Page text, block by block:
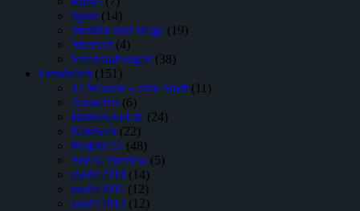
Sport (14)
Straßen und Wege (19)
Streetart (4)
Veranstaltungen (38)
Persönlich (151)
12 Monate – eine Stadt (11)
Auswärts (6)
BonnBeuel.de (24)
Netzwelt (22)
Projekt 52 (48)
Sneak Preview (5)
zwölf2010 (14)
zwölf2011 (12)
zwölf2012 (12)